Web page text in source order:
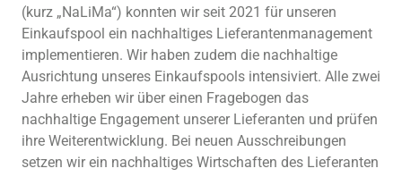
(kurz „NaLiMa“) konnten wir seit 2021 für unseren
Einkaufspool ein nachhaltiges Lieferantenmanagement
implementieren. Wir haben zudem die nachhaltige
Ausrichtung unseres Einkaufspools intensiviert. Alle zwei
Jahre erheben wir über einen Fragebogen das
nachhaltige Engagement unserer Lieferanten und prüfen
ihre Weiterentwicklung. Bei neuen Ausschreibungen
setzen wir ein nachhaltiges Wirtschaften des Lieferanten